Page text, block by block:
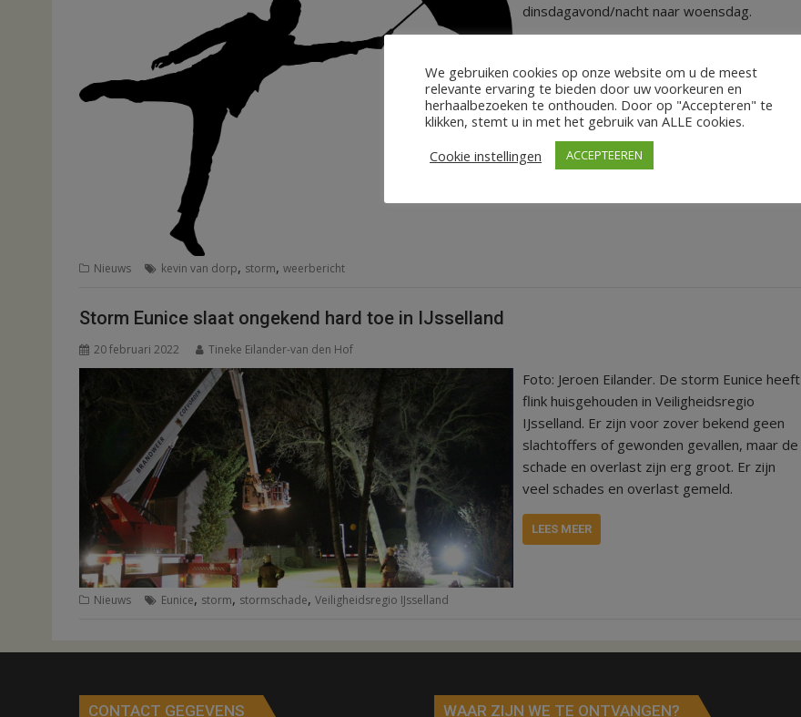
dinsdagavond/nacht naar woensdag.
Nieuws kevin van dorp, storm, weerbericht
Storm Eunice slaat ongekend hard toe in IJsselland
20 februari 2022 Tineke Eilander-van den Hof
Foto: Jeroen Eilander. De storm Eunice heeft
flink huisgehouden in Veiligheidsregio
IJsselland. Er zijn voor zover bekend geen
slachtoffers of gewonden gevallen, maar de
schade en overlast zijn erg groot. Er zijn
veel schades en overlast gemeld.
LEES MEER
Nieuws Eunice, storm, stormschade, Veiligheidsregio IJsselland
CONTACT GEGEVENS WAAR ZIJN WE TE ONTVANGEN?
We gebruiken cookies op onze website om u de meest
relevante ervaring te bieden door uw voorkeuren en
herhaalbezoeken te onthouden. Door op "Accepteren" te
klikken, stemt u in met het gebruik van ALLE cookies.
Cookie instellingen
ACCEPTEEREN